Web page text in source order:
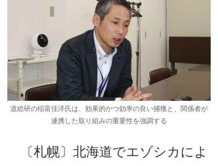
道総研の稲富佳洋氏は、効果的かつ効率の良い捕獲と、関係者が
連携した取り組みの重要性を強調する
〔札幌〕北海道でエゾシカによ